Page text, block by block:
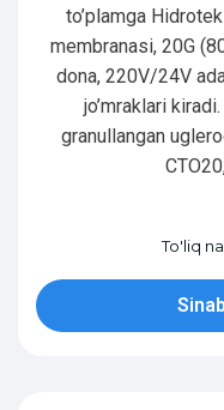
to’plamga
membranasi, 20G
dona, 220V/24V
jo’mraklari
granullangan
To'liq